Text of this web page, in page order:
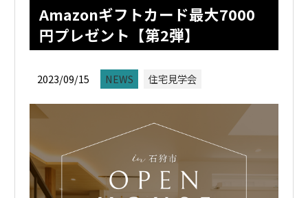
Amazonギフトカード最大7000
円プレゼント【第2弾】
2023/09/15 NEWS 住宅見学会